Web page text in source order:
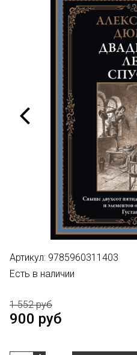
Артикул: 9785960311403
Есть в наличии
1 552 руб
900 руб